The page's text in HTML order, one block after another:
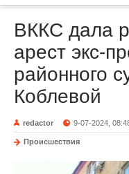
ВККС дала
арест экс-
районного
Коблевой
redactor 9-07-2024,
Происшествия